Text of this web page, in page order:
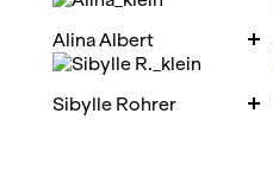
Alina Albert
Sibylle Rohrer